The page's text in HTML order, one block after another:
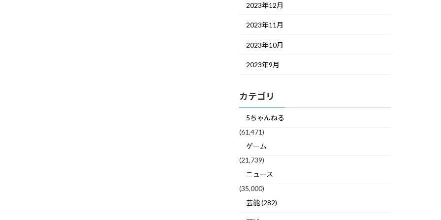
2023年12月
2023年11月
2023年10月
2023年9月
カテゴリ
5ちゃんねる
(61,471)
ゲーム
(21,739)
ニュース
(35,000)
芸能 (282)